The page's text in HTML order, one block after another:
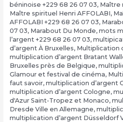
béninoise +229 68 26 07 03, Maître
Maître spirituel Henri AFFOLABI,
AFFOLABI +229 68 26 07 03,
07 03, Marabout Du Monde, mots
l’argent +229 68 26 07 03,
d’argent À Bruxelles, Multiplication
multiplication d’argent Bratant
Bruxelles près de Belgique,
Glamour et festival de cinéma,
faut savoir, multiplication d’argent
multiplication d’argent Cologne,
d'Azur Saint-Tropez et Monaco,
Dresde Ville en Allemagne,
multiplication d’argent Düsseldorf